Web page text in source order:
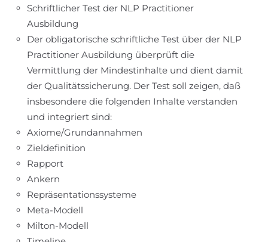
Schriftlicher Test der NLP Practitioner
Ausbildung
Der obligatorische schriftliche Test über der NLP
Practitioner Ausbildung überprüft die
Vermittlung der Mindestinhalte und dient damit
der Qualitätssicherung. Der Test soll zeigen, daß
insbesondere die folgenden Inhalte verstanden
und integriert sind:
Axiome/Grundannahmen
Zieldefinition
Rapport
Ankern
Repräsentationssysteme
Meta-Modell
Milton-Modell